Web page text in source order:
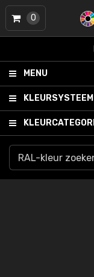
MENU
0